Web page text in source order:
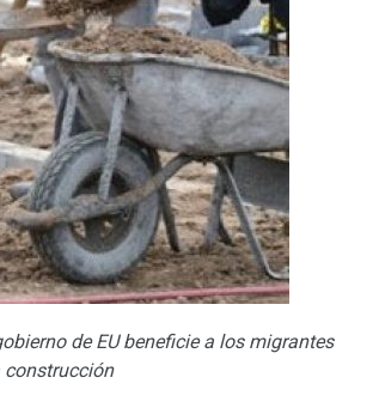
de EU beneficie a los migrantes
construcción